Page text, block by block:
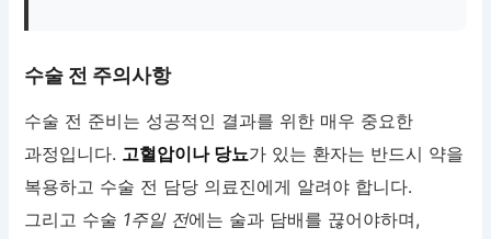
수술 전 주의사항
수술 전 준비는 성공적인 결과를 위한 매우 중요한
과정입니다. 고혈압이나 당뇨가 있는 환자는 반드시 약을
복용하고 수술 전 담당 의료진에게 알려야 합니다.
그리고 수술 1주일 전에는 술과 담배를 끊어야하며,